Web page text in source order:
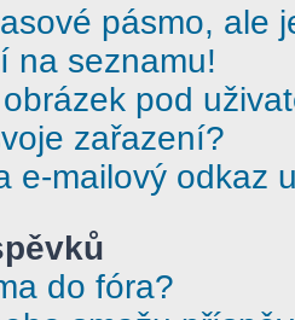
pásmo, ale
na seznamu!
pod
zařazení?
e-mailový odkaz
do fóra?